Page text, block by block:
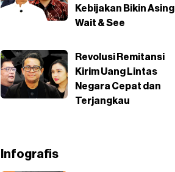
Kebijakan Bikin Asing
Wait & See
Revolusi Remitansi
Kirim Uang Lintas
Negara Cepat dan
Terjangkau
Infografis